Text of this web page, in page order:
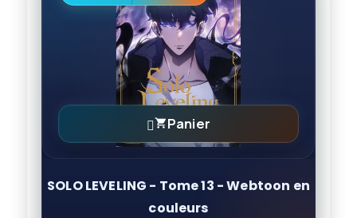
Panier
SOLO LEVELING - Tome 13 - Webtoon en
couleurs